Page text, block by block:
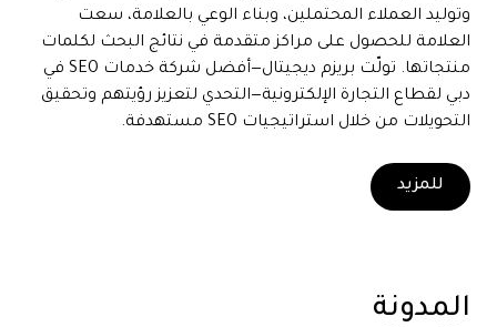
وتوليد العملاء المحتملين، وبناء الوعي بالعلامة، سعت
العلامة للحصول على مراكز متقدمة في نتائج البحث لكلمات
منتجاتها. تولّت بريزم ديجيتال—أفضل شركة خدمات SEO في
دبي لقطاع التجارة الإلكترونية—التحدي لتعزيز رؤيتهم وتحقيق
التحويلات من خلال استراتيجيات SEO مستهدفة.
للمزيد
المدونة